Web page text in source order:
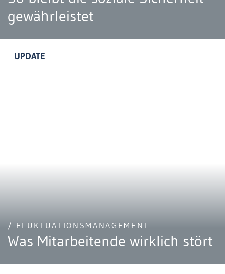
gewährleistet
UPDATE
/ FLUKTUATIONSMANAGEMENT
Was Mitarbeitende wirklich stört